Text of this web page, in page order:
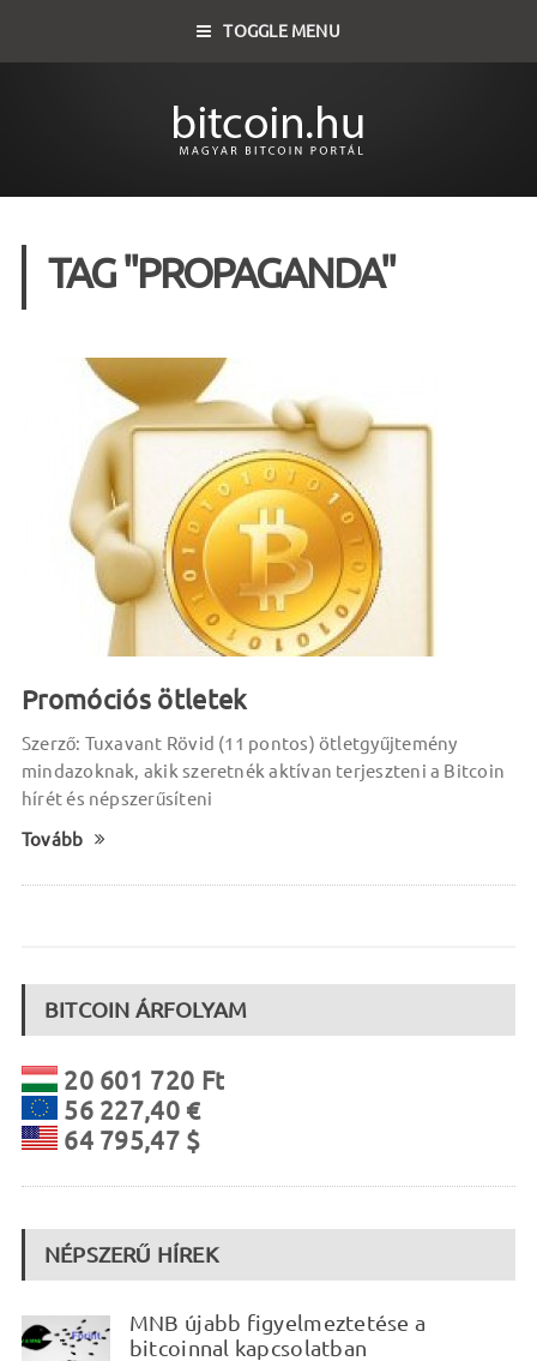
TOGGLE MENU
TAG "PROPAGANDA"
Promóciós ötletek
Szerző: Tuxavant Rövid (11 pontos) ötletgyűjtemény
mindazoknak, akik szeretnék aktívan terjeszteni a Bitcoin
hírét és népszerűsíteni
Tovább
BITCOIN ÁRFOLYAM
20 601 720 Ft
56 227,40 €
64 795,47 $
NÉPSZERŰ HÍREK
MNB újabb figyelmeztetése a
bitcoinnal kapcsolatban